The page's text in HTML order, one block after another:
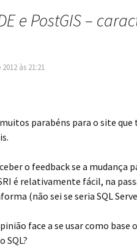
e PostGIS –
às 21:21
parabéns para o site
o feedback se a mudança
é relativamente fácil, na
(não sei se seria SQL
face a se usar como base
SQL?